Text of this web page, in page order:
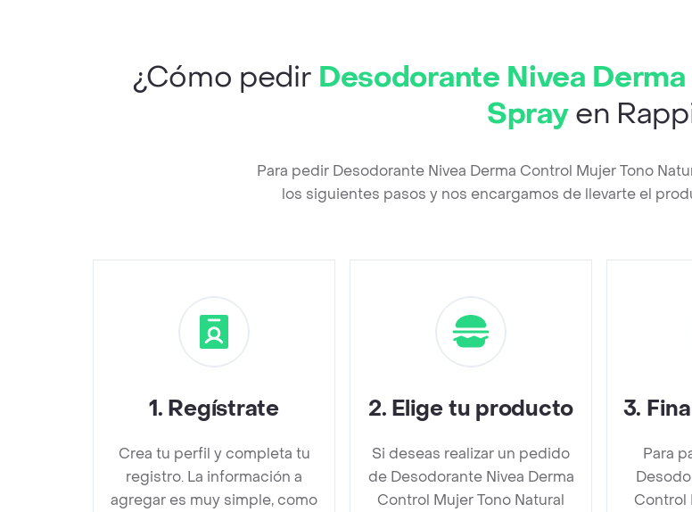
¿Cómo pedir Desodorante Nivea
Sprayen
Para pedir Desodorante Nivea Derma Control Mujer Tono
los siguientes pasos y nos encargamos de llevarte el
1. Regístrate
Crea tu perfil y completa tu
registro. La información a
agregar es muy simple, como
2. Elige tu producto
Si deseas realizar un pedido
de Desodorante Nivea Derma
Control Mujer Tono Natural
3.
Para
Control